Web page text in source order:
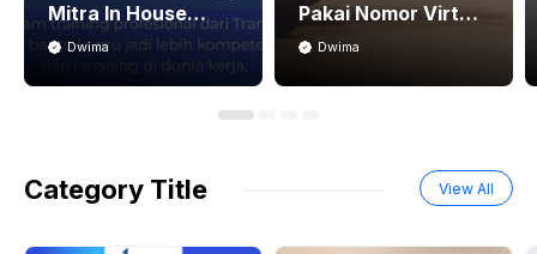
Mitra In House
Training
Profesional untuk
Pengembangan
Dwima
Pakai Nomor Virtual
untuk Registrasi
Digital
Dwima
Category Title View All